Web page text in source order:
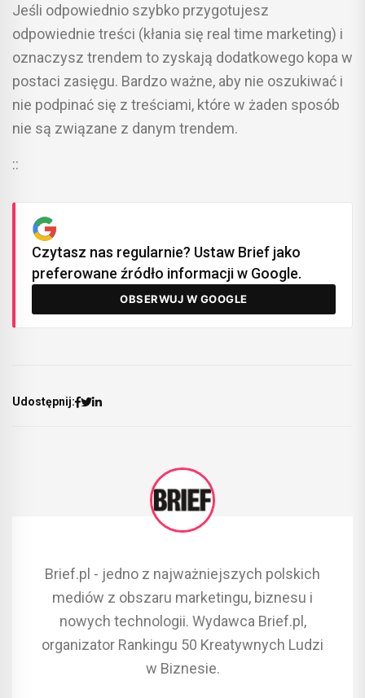
Jeśli odpowiednio szybko przygotujesz
odpowiednie treści (kłania się real time marketing) i
oznaczysz trendem to zyskają dodatkowego kopa w
postaci zasięgu. Bardzo ważne, aby nie oszukiwać i
nie podpinać się z treściami, które w żaden sposób
nie są związane z danym trendem.
::
Czytasz nas regularnie? Ustaw Brief jako
preferowane źródło informacji w Google.
OBSERWUJ W GOOGLE
Udostępnij:
Brief.pl - jedno z najważniejszych polskich
mediów z obszaru marketingu, biznesu i
nowych technologii. Wydawca Brief.pl,
organizator Rankingu 50 Kreatywnych Ludzi
w Biznesie.